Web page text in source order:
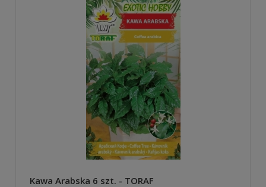
Kawa Arabska 6 szt. - TORAF